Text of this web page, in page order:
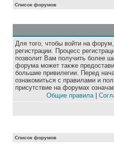
Список форумов
Для того, чтобы войти на
регистрации. Процесс
позволит Вам получить более
форума может также
большие привилегии. Перед
ознакомиться с правилами и
присутствие на форумах
Общие правила|
Список форумов